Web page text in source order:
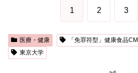
1 2 3
医療・健康 「免罪符型」健康食品CM
東京大学